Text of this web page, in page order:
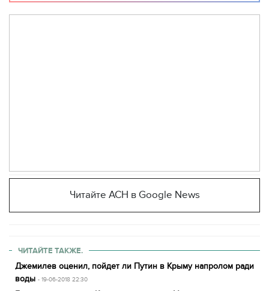
Читайте АСН в Google News
ЧИТАЙТЕ ТАКЖЕ.
Джемилев оценил, пойдет ли Путин в Крыму напролом ради
воды - 19-06-2018 22:30